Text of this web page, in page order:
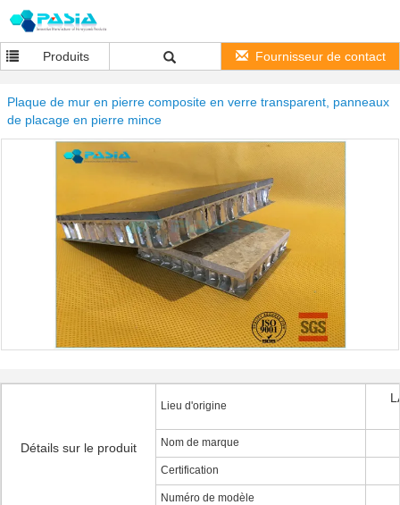
Produits Fournisseur de contact
Plaque de mur en pierre composite en verre transparent, panneaux
de placage en pierre mince
Détails sur le produit
Lieu d'origine
Nom de marque
Certification
Numéro de modèle